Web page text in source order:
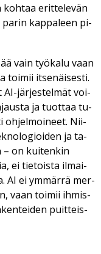
koh­taa erit­te­le­vän
pa­rin kap­pa­leen pi­
vain työ­ka­lu vaan
toi­mii it­se­näi­ses­ti.
AI-jär­jes­tel­mät voi­
ja tuot­taa tu­
oh­jel­moi­neet. Nii­
ja ta­
on kui­ten­kin
ei tie­tois­ta il­mai­
AI ei ym­mär­rä mer­
vaan toi­mii ih­mis­
puit­teis­